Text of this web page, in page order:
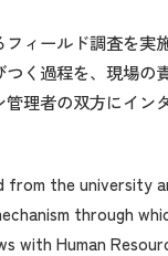
ィールド調査を
く過程を、現場
理者の双方にイ
the university
through
Human